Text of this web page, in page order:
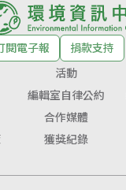
閱電子報
捐款支持
活動
編輯室自律公約
合作媒體
獲獎紀錄